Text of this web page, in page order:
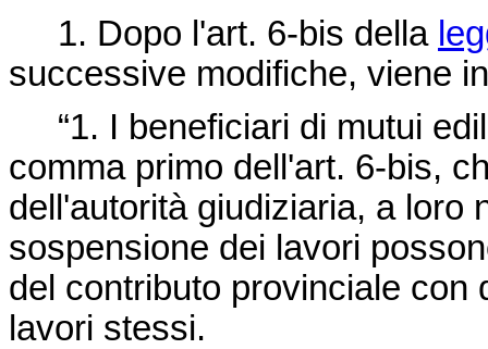
1. Dopo l'art. 6-bis della
successive modifiche, viene
“1. I beneficiari di mutui
comma primo dell'art. 6-bis,
dell'autorità giudiziaria, a loro
sospensione dei lavori
del contributo provinciale con
lavori stessi.